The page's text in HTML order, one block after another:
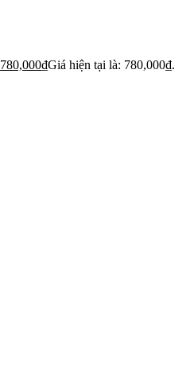
780,000₫Giá hiện tại là: 780,000₫.